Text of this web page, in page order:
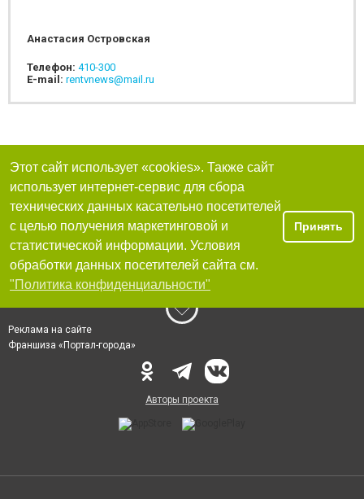
Анастасия Островская
Телефон: 410-300
E-mail: rentvnews@mail.ru
Этот сайт использует «cookies». Также сайт
использует интернет-сервис для сбора
технических данных касательно посетителей
с целью получения маркетинговой и
статистической информации. Условия
обработки данных посетителей сайта см.
"Политика конфиденциальности"
Принять
Реклама на сайте
Франшиза «Портал-города»
Авторы проекта